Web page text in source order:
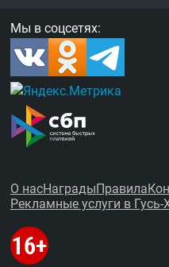
Мы в соцсетях:
О насНаградыПравила
Рекламные услуги в